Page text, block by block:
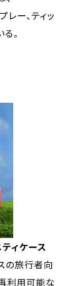
ー、ティッ
。
ィケース
の旅行者向
利用可能な